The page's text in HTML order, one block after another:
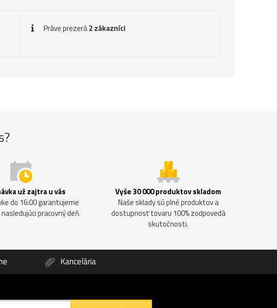
Práve prezerá2 zákazníci
už zajtra u vás
do 16:00 garantujeme
pracovný deň.
Vyše 30 000 produktov skladom
Naše sklady sú plné produktov a
dostupnosť tovaru 100% zodpovedá
skutočnosti.
Kancelária